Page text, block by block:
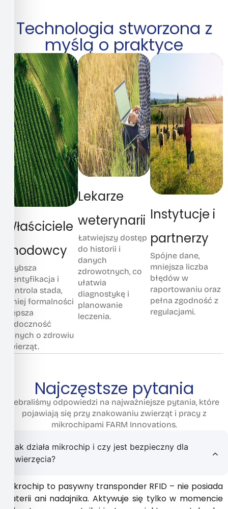
Technologia stworzona z
myślą o praktyce
Właściciele
i hodowcy
Szybsza
identyfikacja i
kontrola stada,
mniej formalności
i lepsza
widoczność
danych o zdrowiu
zwierząt.
Lekarze
weterynarii
Łatwiejszy dostęp
do historii i
danych
zdrowotnych, co
ułatwia
diagnostykę i
planowanie
leczenia.
Instytucje i
partnerzy
Spójne dane,
mniejsza liczba
błędów w
raportowaniu oraz
pełna zgodność z
regulacjami.
Najczęstsze pytania
Zebraliśmy odpowiedzi na najważniejsze pytania, które
pojawiają się przy znakowaniu zwierząt i pracy z
mikrochipami FARM Innovations.
Jak działa mikrochip i czy jest bezpieczny dla
zwierzęcia?
Mikrochip to pasywny transponder RFID – nie posiada
baterii ani nadajnika. Aktywuje się tylko w momencie